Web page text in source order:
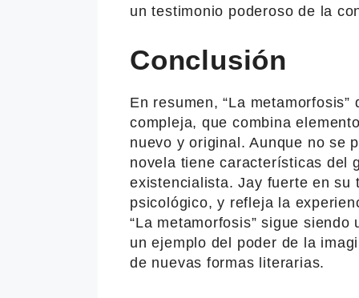
un testimonio poderoso de la
Conclusión
En resumen, “La
compleja, que combina
nuevo y original. Aunque no se
novela tiene características del
existencialista. Jay fuerte en su
psicológico, y refleja la
“La metamorfosis” sigue
un ejemplo del poder de la
de nuevas formas literarias.